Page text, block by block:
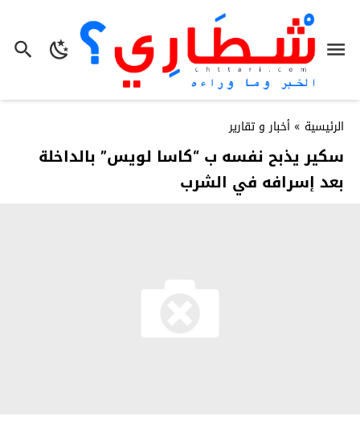
الرئيسية » أخبار و تقارير
سكير يذبح نفسه ب “كاسا لويس” بالداخلة
بعد إسرافه في الشرب